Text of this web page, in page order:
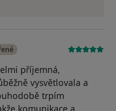
příjemná,
vysvětlovala a
trpím